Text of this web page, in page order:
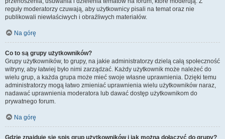
reguły moderatorzy czuwają, aby użytkownicy pisali na temat oraz nie
publikowali niewłaściwych i obraźliwych materiałów.
Na górę
Co to są grupy użytkowników?
Grupy użytkowników, to grupy, na jakie administratorzy dzielą całą społeczność
witryny, aby łatwiej było nimi zarządzać. Każdy użytkownik może należeć do
wielu grup, a każda grupa może mieć swoje własne uprawnienia. Dzięki temu
administratorzy mogą łatwo zmieniać uprawnienia wielu użytkowników naraz,
nadawać uprawnienia moderatora lub dawać dostęp użytkownikom do
prywatnego forum.
Na górę
Gdzie znajduje się spis grup użytkowników i jak można dołączyć do grupy?